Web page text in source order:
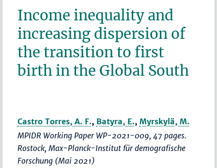
Income inequality and
increasing dispersion of
the transition to first
birth in the Global South
Castro Torres, A. F., Batyra, E.,Myrskylä, M.
MPIDR Working Paper WP-2021-009, 47 pages.
Rostock, Max-Planck-Institut für demografische
Forschung (Mai 2021)